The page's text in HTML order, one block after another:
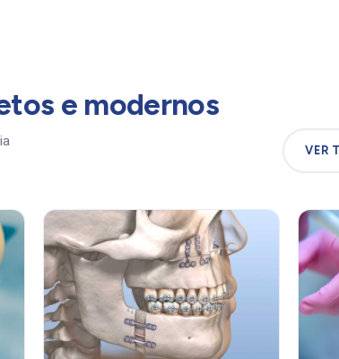
e modernos
VER